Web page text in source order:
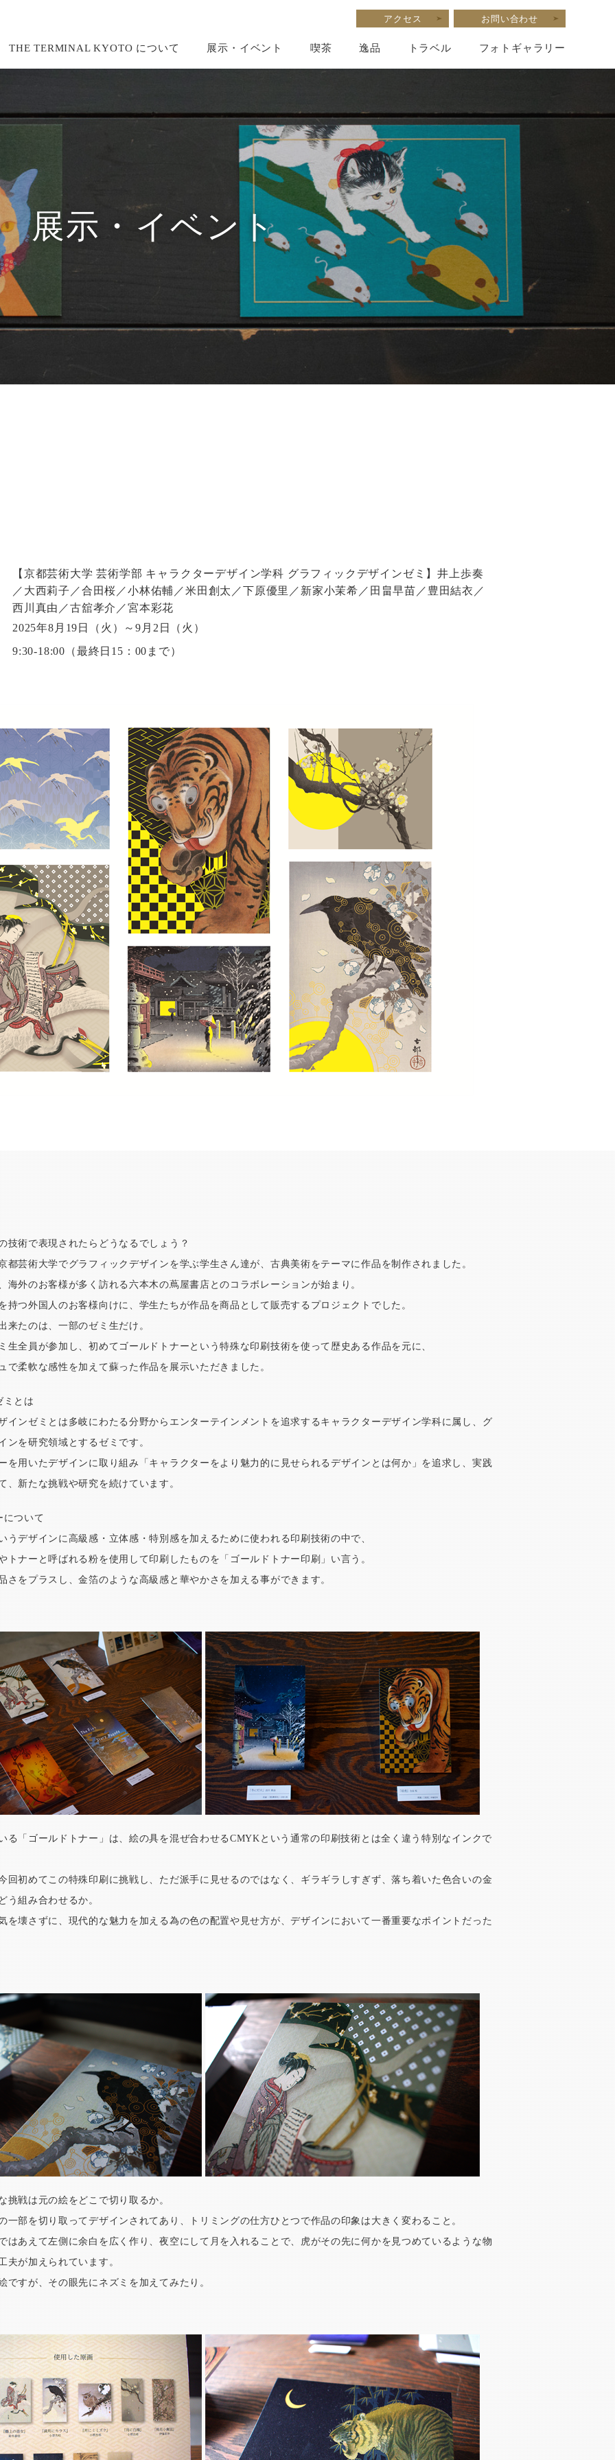
THE TERMINAL KYOTO について 展示・イベント 喫茶 逸品 トラベル フォトギャラリー
アクセス お問い合わせ
展示・イベント
【京都芸術大学 芸術学部 キャラクターデザイン学科 グラフィックデザインゼミ】井上歩奏
／大西莉子／合田桜／小林佑輔／米田創太／下原優里／新家小茉希／田畠早苗／豊田結衣／
西川真由／古舘孝介／宮本彩花
2025年8月19日（火）～9月2日（火）
9:30-18:00（最終日15：00まで）
技術で表現されたらどうなるでしょう？
都芸術大学でグラフィックデザインを学ぶ学生さん達が、古典美術をテーマに作品を制作されました。
海外のお客様が多く訪れる六本木の蔦屋書店とのコラボレーションが始まり。
持つ外国人のお客様向けに、学生たちが作品を商品として販売するプロジェクトでした。
来たのは、一部のゼミ生だけ。
生全員が参加し、初めてゴールドトナーという特殊な印刷技術を使って歴史ある作品を元に、
で柔軟な感性を加えて蘇った作品を展示いただきました。
ミとは
インゼミとは多岐にわたる分野からエンターテインメントを追求するキャラクターデザイン学科に属し、グ
ンを研究領域とするゼミです。
を用いたデザインに取り組み「キャラクターをより魅力的に見せられるデザインとは何か」を追求し、実践
、新たな挑戦や研究を続けています。
について
うデザインに高級感・立体感・特別感を加えるために使われる印刷技術の中で、
トナーと呼ばれる粉を使用して印刷したものを「ゴールドトナー印刷」い言う。
さをプラスし、金箔のような高級感と華やかさを加える事ができます。
る「ゴールドトナー」は、絵の具を混ぜ合わせるCMYKという通常の印刷技術とは全く違う特別なインクで
回初めてこの特殊印刷に挑戦し、ただ派手に見せるのではなく、ギラギラしすぎず、落ち着いた色合いの金
う組み合わせるか。
を壊さずに、現代的な魅力を加える為の色の配置や見せ方が、デザインにおいて一番重要なポイントだった
挑戦は元の絵をどこで切り取るか。
一部を切り取ってデザインされてあり、トリミングの仕方ひとつで作品の印象は大きく変わること。
はあえて左側に余白を広く作り、夜空にして月を入れることで、虎がその先に何かを見つめているような物
夫が加えられています。
ですが、その眼先にネズミを加えてみたり。